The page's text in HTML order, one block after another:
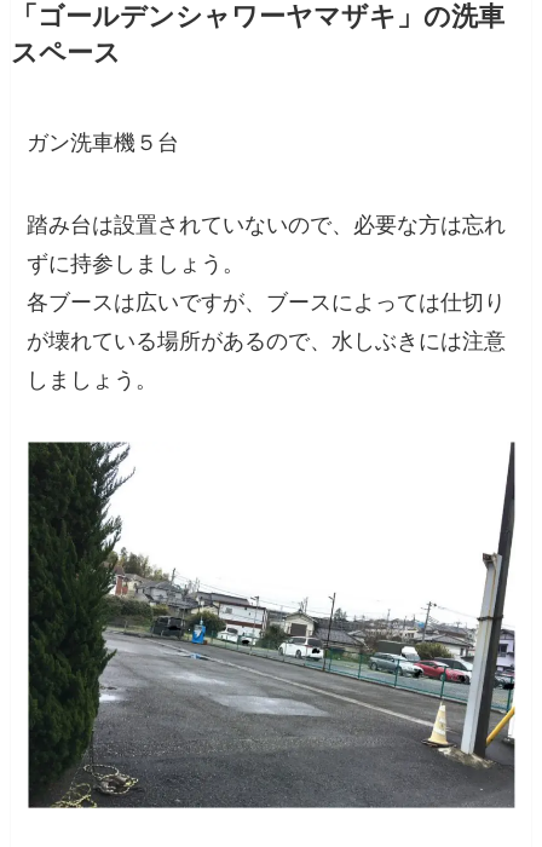
「ゴールデンシャワーヤマザキ」の洗車
スペース
ガン洗車機５台
踏み台は設置されていないので、必要な方は忘れ
ずに持参しましょう。
各ブースは広いですが、ブースによっては仕切り
が壊れている場所があるので、水しぶきには注意
しましょう。